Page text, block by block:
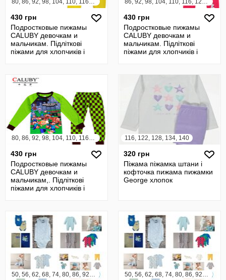
80, 86, 92, 98, 104, 110, 116, 122, 128, 134, 140, 146, 152, 158
430 грн
Подростковые пижамы
CALUBY девочкам и
мальчикам. Підліткові
піжами для хлопчиків і
86, 92, 98, 104, 110, 116, 122, 128, 134, 140, 146, 152, 158
430 грн
Подростковые пижамы
CALUBY девочкам и
мальчикам. Підліткові
піжами для хлопчиків і
80, 86, 92, 98, 104, 110, 116, 122, 128, 134, 140, 146, 152, 158
430 грн
Подростковые пижамы
CALUBY девочкам и
мальчикам,. Підліткові
піжами для хлопчиків і
116, 122, 128, 134, 140
320 грн
Піжама піжамка штани і
кофточка пижама пижамки
George хлопок
50, 56, 62, 68, 74, 80, 86, 92, 98, 104 50, 56, 62, 68, 74, 80, 86, 92, 98, 104